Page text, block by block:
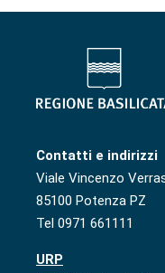
Contatti e indirizzi
Viale Vincenzo
85100 Potenza PZ
Tel 0971 661111
URP